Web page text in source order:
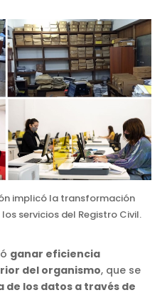
implicó la transformación
servicios del Registro Civil.
ganar eficiencia
del organismo, que se
de los datos a través de